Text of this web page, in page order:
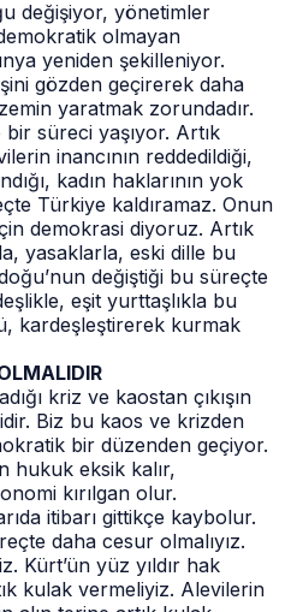
değişiyor, yönetimler
olmayan
yeniden şekilleniyor.
gözden geçirerek daha
yaratmak zorundadır.
süreci yaşıyor. Artık
inancının reddedildiği,
kadın haklarının yok
Türkiye kaldıramaz. Onun
demokrasi diyoruz. Artık
yasaklarla, eski dille bu
değiştiği bu süreçte
eşit yurttaşlıkla bu
kardeşleştirerek kurmak
kriz ve kaostan çıkışın
Biz bu kaos ve krizden
bir düzenden geçiyor.
hukuk eksik kalır,
kırılgan olur.
itibarı gittikçe kaybolur.
daha cesur olmalıyız.
Kürt’ün yüz yıldır hak
kulak vermeliyiz. Alevilerin